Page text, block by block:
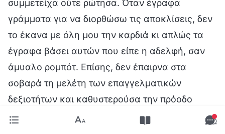
συμμετείχα ούτε ρώτησα. Όταν έγραφα
γράμματα για να διορθώσω τις αποκλίσεις, δεν
το έκανα με όλη μου την καρδιά κι απλώς τα
έγραφα βάσει αυτών που είπε η αδελφή, σαν
άμυαλο ρομπότ. Επίσης, δεν έπαιρνα στα
σοβαρά τη μελέτη των επαγγελματικών
δεξιοτήτων και καθυστερούσα την πρόοδο
όλων. Όλα αυτά γιατί ήμουν απρόθυμη να